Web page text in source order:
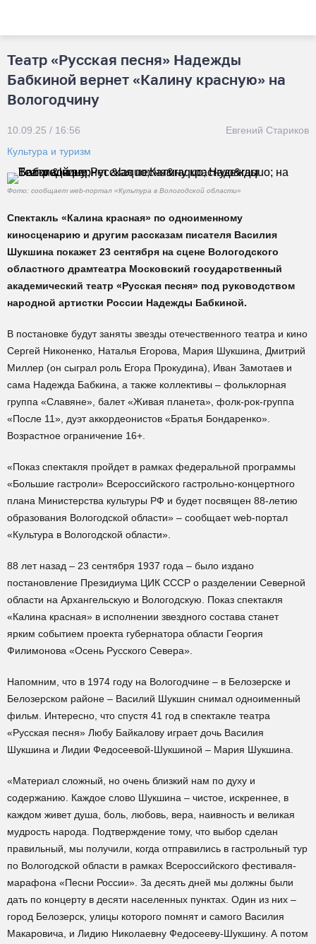
Театр «Русская песня» Надежды
Бабкиной вернет «Калину красную» на
Вологодчину
10.09.25 / 16:56
Евгений Стариков
Культура и туризм
Фото: сообщает web-портал «Культура в Вологодской области»
Спектакль «Калина красная» по одноименному
киносценарию и другим рассказам писателя Василия
Шукшина покажет 23 сентября на сцене Вологодского
областного драмтеатра Московский государственный
академический театр «Русская песня» под руководством
народной артистки России Надежды Бабкиной.
В постановке будут заняты звезды отечественного театра и кино
Сергей Никоненко, Наталья Егорова, Мария Шукшина, Дмитрий
Миллер (он сыграл роль Егора Прокудина), Иван Замотаев и
сама Надежда Бабкина, а также коллективы – фольклорная
группа «Славяне», балет «Живая планета», фолк-рок-группа
«После 11», дуэт аккордеонистов «Братья Бондаренко».
Возрастное ограничение 16+.
«Показ спектакля пройдет в рамках федеральной программы
«Большие гастроли» Всероссийского гастрольно-концертного
плана Министерства культуры РФ и будет посвящен 88-летию
образования Вологодской области» – сообщает web-портал
«Культура в Вологодской области».
88 лет назад – 23 сентября 1937 года – было издано
постановление Президиума ЦИК СССР о разделении Северной
области на Архангельскую и Вологодскую. Показ спектакля
«Калина красная» в исполнении звездного состава станет
ярким событием проекта губернатора области Георгия
Филимонова «Осень Русского Севера».
Напомним, что в 1974 году на Вологодчине – в Белозерске и
Белозерском районе – Василий Шукшин снимал одноименный
фильм. Интересно, что спустя 41 год в спектакле театра
«Русская песня» Любу Байкалову играет дочь Василия
Шукшина и Лидии Федосеевой-Шукшиной – Мария Шукшина.
«Материал сложный, но очень близкий нам по духу и
содержанию. Каждое слово Шукшина – чистое, искреннее, в
каждом живет душа, боль, любовь, вера, наивность и великая
мудрость народа. Подтверждение тому, что выбор сделан
правильный, мы получили, когда отправились в гастрольный тур
по Вологодской области в рамках Всероссийского фестиваля-
марафона «Песни России». За десять дней мы должны были
дать по концерту в десяти населенных пунктах. Один из них –
город Белозерск, улицы которого помнят и самого Василия
Макаровича, и Лидию Николаевну Федосееву-Шукшину. А потом